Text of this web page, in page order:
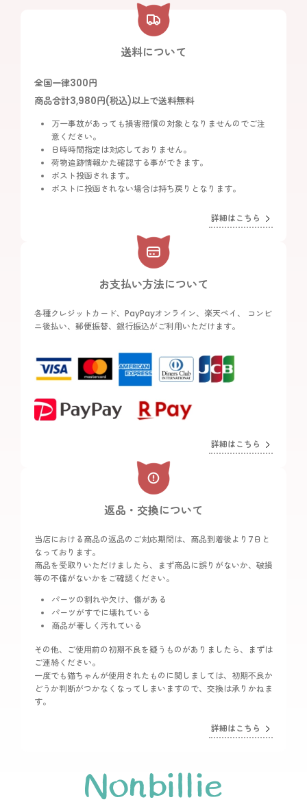
送料について
全国一律300円
商品合計3,980円(税込)以上で送料無料
万一事故があっても損害賠償の対象となりませんのでご注
意ください。
日時時間指定は対応しておりません。
荷物追跡情報かた確認する事ができます。
ポスト投函されます。
ポストに投函されない場合は持ち戻りとなります。
詳細はこちら
お支払い方法について
各種クレジットカード、PayPayオンライン、楽天ペイ、 コンビ
ニ後払い、郵便振替、銀行振込がご利用いただけます。
詳細はこちら
返品・交換について
当店における商品の返品のご対応期間は、商品到着後より7日と
なっております。
商品を受取りいただけましたら、まず商品に誤りがないか、破損
等の不備がないかをご確認ください。
パーツの割れや欠け、傷がある
パーツがすでに壊れている
商品が著しく汚れている
その他、ご使用前の初期不良を疑うものがありましたら、まずは
ご連絡ください。
一度でも猫ちゃんが使用されたものに関しましては、初期不良か
どうか判断がつかなくなってしまいますので、交換は承りかねま
す。
詳細はこちら